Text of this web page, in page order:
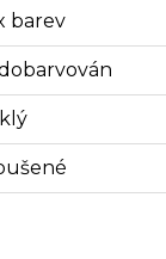
barev